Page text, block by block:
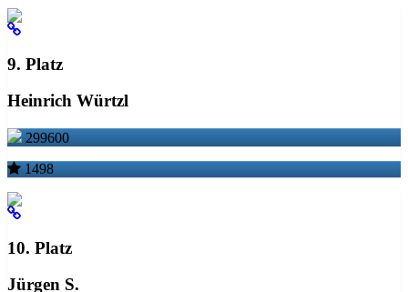
9. Platz
Heinrich Würtzl
299600
1498
10. Platz
Jürgen S.